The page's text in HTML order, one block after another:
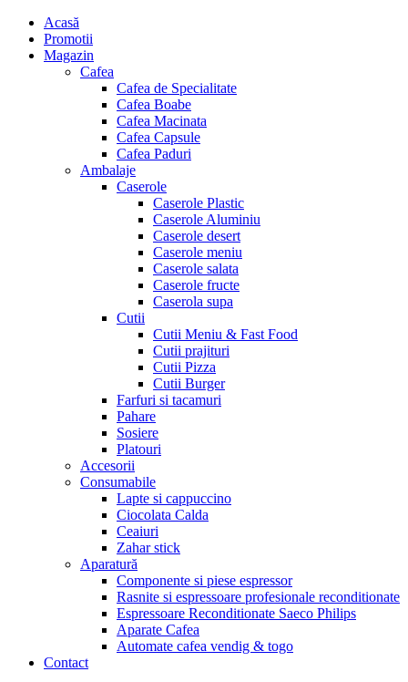
Menu
Acasă
Promotii
Magazin
Cafea
Cafea de Specialitate
Cafea Boabe
Cafea Macinata
Cafea Capsule
Cafea Paduri
Ambalaje
Caserole
Caserole Plastic
Caserole Aluminiu
Caserole desert
Caserole meniu
Caserole salata
Caserole fructe
Caserola supa
Cutii
Cutii Meniu & Fast Food
Cutii prajituri
Cutii Pizza
Cutii Burger
Farfuri si tacamuri
Pahare
Sosiere
Platouri
Accesorii
Consumabile
Lapte si cappuccino
Ciocolata Calda
Ceaiuri
Zahar stick
Aparatură
Componente si piese espressor
Rasnite si espressoare profesionale reconditionate
Espressoare Reconditionate Saeco Philips
Aparate Cafea
Automate cafea vendig & togo
Contact